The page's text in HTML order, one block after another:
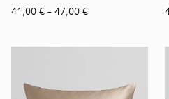
41,00 € – 47,00 €